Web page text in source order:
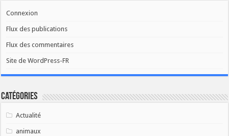
Connexion
Flux des publications
Flux des commentaires
Site de WordPress-FR
Catégories
Actualité
animaux